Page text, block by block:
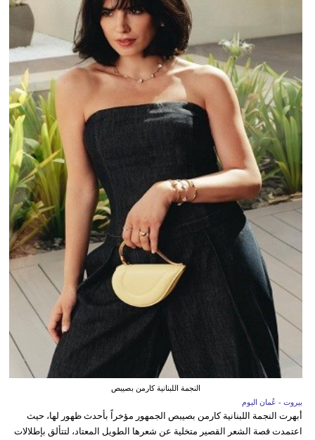
النجمة اللبنانية كارمن بصيبص
بيروت - عُمان اليوم
أبهرت النجمة اللبنانية كارمن بصيبص الجمهور مؤخراً بأحدث ظهور لها، حيث
اعتمدت قصة الشعر القصير متخلية عن شعرها الطويل المعتاد، لتتألق بإطلالات